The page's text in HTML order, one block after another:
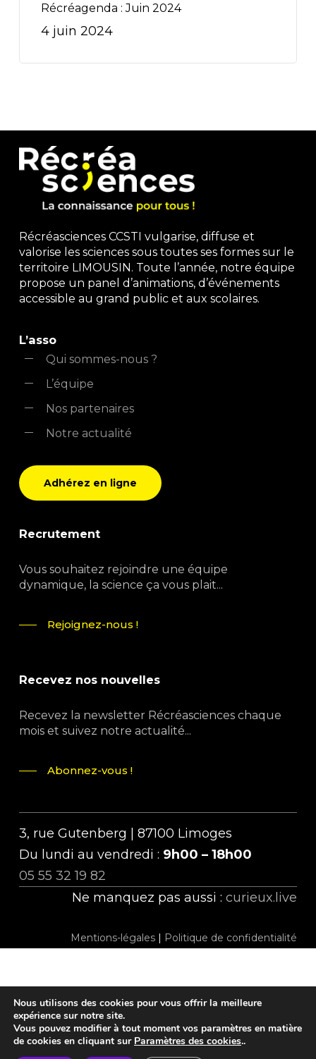
Récréagenda : Juin 2024
4 juin 2024
Récréasciences CCSTI vulgarise, diffuse et
valorise les sciences sous toutes ses formes sur le
territoire LIMOUSIN. Toute l’année, notre équipe
propose un panel d’animations, d’événements
accessible au grand public et aux scolaires.
L’asso
Qui sommes-nous ?
L’équipe
Nos partenaires
Notre actualité
Adhérez en ligne
Recrutement
Vous souhaitez rejoindre une équipe
dynamique, la science ça vous plait...
Rejoignez-nous !
Recevez nos nouvelles
Recevez la newsletter Récréasciences chaque
mois et suivez notre actualité...
Abonnez-vous !
3, rue Gutenberg | 87100 Limoges
Du lundi au vendredi : 9h00 – 18h00
05 55 32 19 82
Ne manquez pas aussi :curieux.live
Mentions-légales | Politique de confidentialité
twitter facebook linkedin instagramtiktok
Nous utilisons des cookies pour vous offrir la meilleure
expérience sur notre site.
Vous pouvez modifier à tout moment vos paramètres en matière
de cookies en cliquant sur Paramètres des cookies..